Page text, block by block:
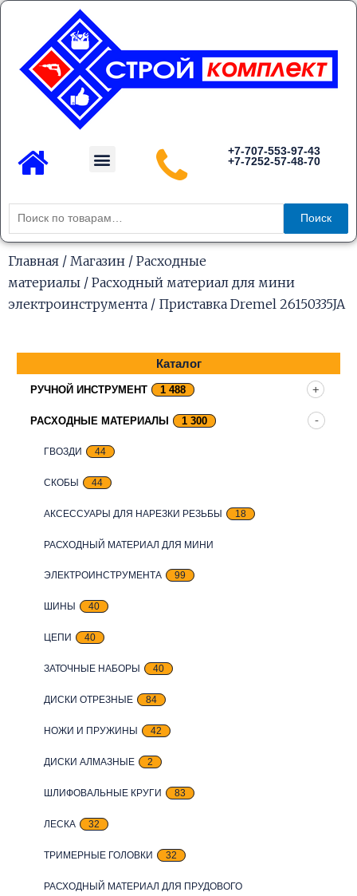
Перейти
содержимому
Menu
+7-707-553-97-43
+7-7252-57-48-70
Искать:
Поиск
Главная / Магазин / Расходные
материалы / Расходный материал для мини
электроинструмента / Приставка Dremel 26150335JA
Каталог
РУЧНОЙ ИНСТРУМЕНТ 1 488
РАСХОДНЫЕ МАТЕРИАЛЫ 1 300
ГВОЗДИ 44
СКОБЫ 44
АКСЕССУАРЫ ДЛЯ НАРЕЗКИ РЕЗЬБЫ 18
РАСХОДНЫЙ МАТЕРИАЛ ДЛЯ МИНИ
ЭЛЕКТРОИНСТРУМЕНТА 99
ШИНЫ 40
ЦЕПИ 40
ЗАТОЧНЫЕ НАБОРЫ 40
ДИСКИ ОТРЕЗНЫЕ 84
НОЖИ И ПРУЖИНЫ 42
ДИСКИ АЛМАЗНЫЕ 2
ШЛИФОВАЛЬНЫЕ КРУГИ 83
ЛЕСКА 32
ТРИМЕРНЫЕ ГОЛОВКИ 32
РАСХОДНЫЙ МАТЕРИАЛ ДЛЯ ПРУДОВОГО